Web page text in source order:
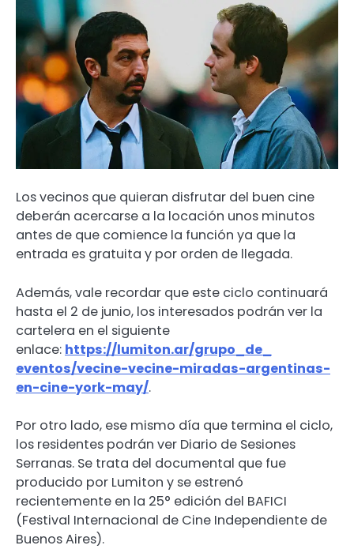
Los vecinos que quieran disfrutar del buen cine
deberán acercarse a la locación unos minutos
antes de que comience la función ya que la
entrada es gratuita y por orden de llegada.
Además, vale recordar que este ciclo continuará
hasta el 2 de junio, los interesados podrán ver la
cartelera en el siguiente
enlace: https://lumiton.ar/grupo_de_
eventos/vecine-vecine-miradas-argentinas-
en-cine-york-may/.
Por otro lado, ese mismo día que termina el ciclo,
los residentes podrán ver Diario de Sesiones
Serranas. Se trata del documental que fue
producido por Lumiton y se estrenó
recientemente en la 25° edición del BAFICI
(Festival Internacional de Cine Independiente de
Buenos Aires).